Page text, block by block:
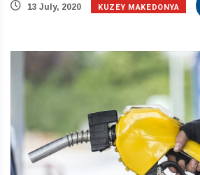
13 July, 2020 KUZEY MAKEDONYA